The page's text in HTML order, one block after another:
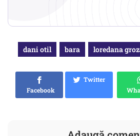
dani otil bara loredana
Facebook
Twitter